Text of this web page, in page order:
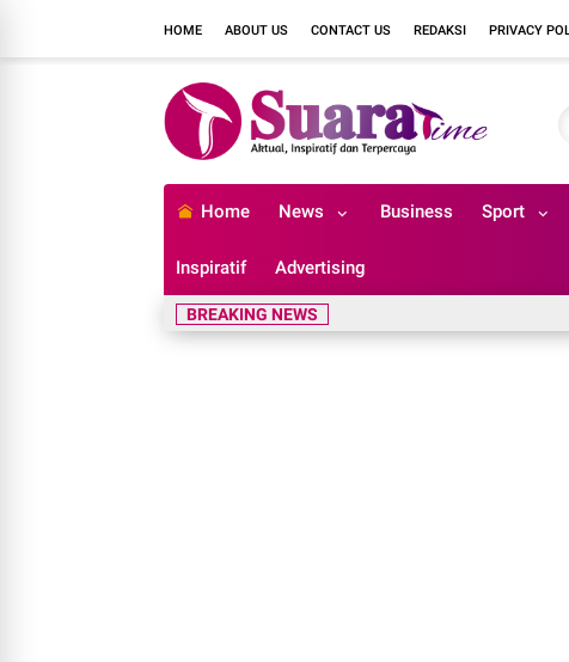
HOME ABOUT US CONTACT US REDAKSI PRIVACY
Home News Business Sport
Inspiratif Advertising
BREAKING NEWS